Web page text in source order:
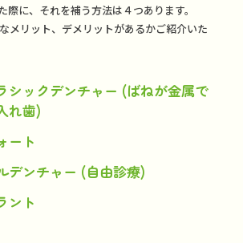
際に、それを補う方法は４つあります。
メリット、デメリットがあるかご紹介いた
シックデンチャー (ばねが金属で
れ歯)
ート
デンチャー (自由診療)
ント